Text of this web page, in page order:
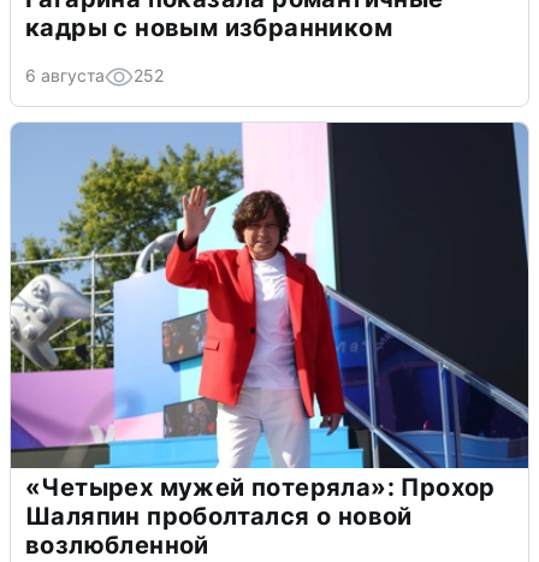
кадры с новым избранником
6 августа 252
«Четырех мужей потеряла»: Прохор
Шаляпин проболтался о новой
возлюбленной